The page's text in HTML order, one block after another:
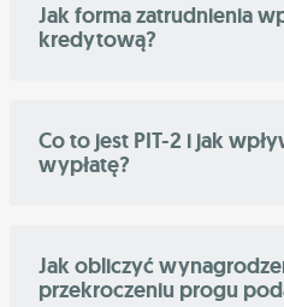
Jak forma zatrudnienia
kredytową?
Co to jest PIT-2 i jak
wypłatę?
Jak obliczyć
przekroczeniu progu